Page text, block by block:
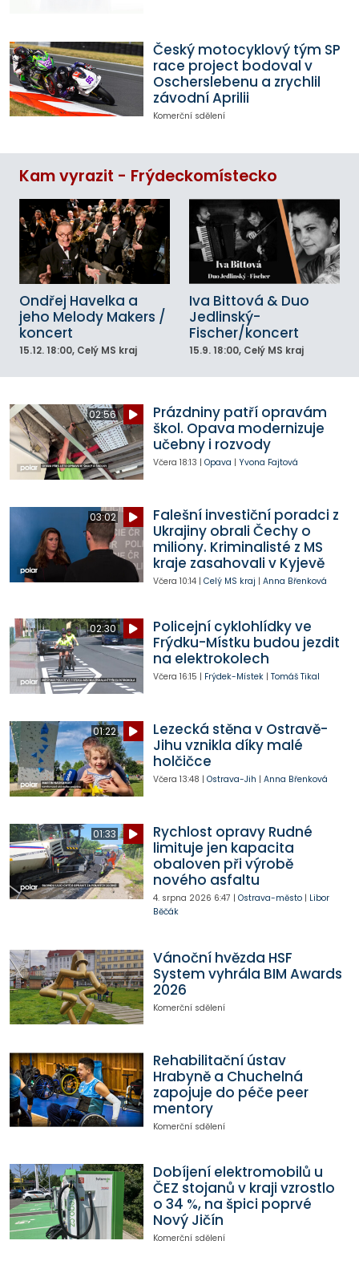
Český motocyklový tým SP
race project bodoval v
Oscherslebenu a zrychlil
závodní Aprilii
Komerční sdělení
Kam vyrazit - Frýdeckomístecko
Ondřej Havelka a
jeho Melody Makers /
koncert
15.12. 18:00, Celý MS kraj
Iva Bittová & Duo
Jedlinský-
Fischer/koncert
15.9. 18:00, Celý MS kraj
02:56
Prázdniny patří opravám
škol. Opava modernizuje
učebny i rozvody
Včera 18:13 | Opava | Yvona Fajtová
03:02
Falešní investiční poradci z
Ukrajiny obrali Čechy o
miliony. Kriminalisté z MS
kraje zasahovali v Kyjevě
Včera 10:14| Celý MS kraj | Anna Břenková
02:30
Policejní cyklohlídky ve
Frýdku-Místku budou jezdit
na elektrokolech
Včera 16:15 | Frýdek-Místek| Tomáš Tikal
01:22
Lezecká stěna v Ostravě-
Jihu vznikla díky malé
holčičce
Včera 13:48 | Ostrava-Jih | Anna Břenková
01:33
Rychlost opravy Rudné
limituje jen kapacita
obaloven při výrobě
nového asfaltu
4. srpna 2026 6:47 | Ostrava-město| Libor
Běčák
Vánoční hvězda HSF
System vyhrála BIM Awards
2026
Komerční sdělení
Rehabilitační ústav
Hrabyně a Chuchelná
zapojuje do péče peer
mentory
Komerční sdělení
Dobíjení elektromobilů u
ČEZ stojanů v kraji vzrostlo
o 34 %, na špici poprvé
Nový Jičín
Komerční sdělení